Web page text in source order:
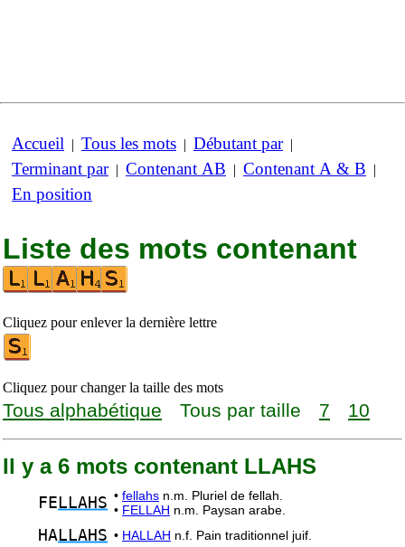
Accueil | Tous les mots | Débutant par|
Terminant par| Contenant AB | Contenant A & B |
En position
Liste des mots contenant
Cliquez pour enlever la dernière lettre
Cliquez pour changer la taille des mots
Tous alphabétique Tous par taille 7 10
Il y a 6 mots contenant LLAHS
FE LLAHS • fellahs n.m. Pluriel de fellah.
• FELLAH n.m. Paysan arabe.
HALLAHS • HALLAH n.f. Pain traditionnel juif.